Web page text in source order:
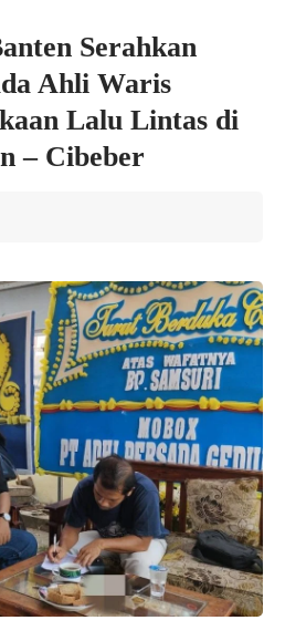
Serahkan
Ahli Waris
Lalu Lintas di
– Cibeber